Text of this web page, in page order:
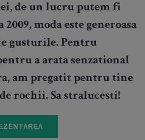
de un lucru putem fi
moda este generoasa
gusturile. Pentru
a arata senzational
am pregatit pentru tine
rochii. Sa stralucesti!